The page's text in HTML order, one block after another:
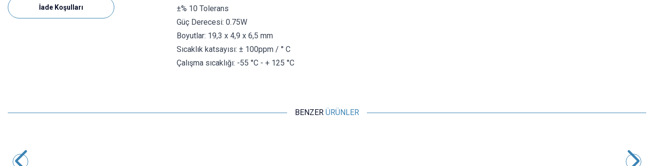
İade Koşulları
±% 10 Tolerans
Güç Derecesi: 0.75W
Boyutlar: 19,3 x 4,9 x 6,5 mm
Sıcaklık katsayısı: ± 100ppm / ° C
Çalışma sıcaklığı: -55 °C - + 125 °C
BENZER ÜRÜNLER